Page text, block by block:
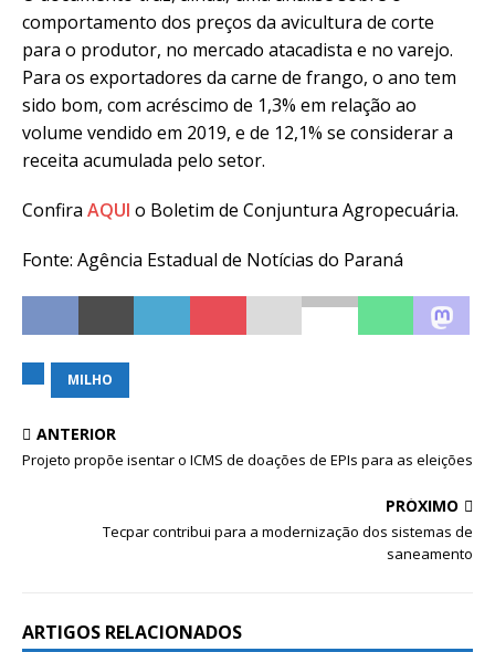
comportamento dos preços da avicultura de corte
para o produtor, no mercado atacadista e no varejo.
Para os exportadores da carne de frango, o ano tem
sido bom, com acréscimo de 1,3% em relação ao
volume vendido em 2019, e de 12,1% se considerar a
receita acumulada pelo setor.
Confira AQUI o Boletim de Conjuntura Agropecuária.
Fonte: Agência Estadual de Notícias do Paraná
MILHO
ANTERIOR
Projeto propõe isentar o ICMS de doações de EPIs para as eleições
PRÓXIMO
Tecpar contribui para a modernização dos sistemas de
saneamento
ARTIGOS RELACIONADOS